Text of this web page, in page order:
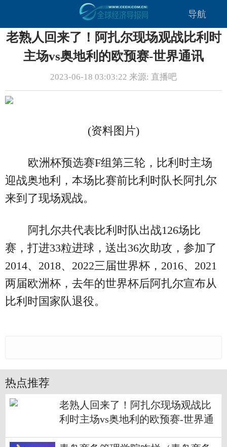
导航
老熟人回来了！阿扎尔现场观战比利时
主场vs奥地利的欧预赛-世界通讯
2023-06-18 03:03:22 来源: 直播吧
(资料图片)
欧洲杯预选赛F组第三轮，比利时主场
迎战奥地利，本场比赛前比利时队长阿扎尔
来到了现场观战。
阿扎尔共代表比利时队出战126场比
赛，打进33粒进球，送出36次助攻，参加了
2014、2018、2022三届世界杯，2016、2021
两届欧洲杯，去年的世界杯后阿扎尔宣布从
比利时国家队退役。
热点推荐
老熟人回来了！阿扎尔现场观战比
利时主场vs奥地利的欧预赛-世界通